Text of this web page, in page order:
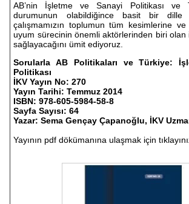
AB’nin İşletme ve Sanayi Politikası ve
durumunun olabildiğince basit bir dille
çalışmamızın toplumun tüm kesimlerine ve
uyum sürecinin önemli aktörlerinden biri olan
sağlayacağını ümit ediyoruz.
Sorularla AB Politikaları ve Türkiye:
Politikası
İKV Yayın No: 270
Yayın Tarihi: Temmuz 2014
ISBN: 978-605-5984-58-8
Sayfa Sayısı: 64
Yazar: Sema Gençay Çapanoğlu, İKV
Yayının pdf dökümanına ulaşmak için